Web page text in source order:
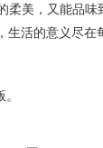
柔美，又能品
活的意义尽在